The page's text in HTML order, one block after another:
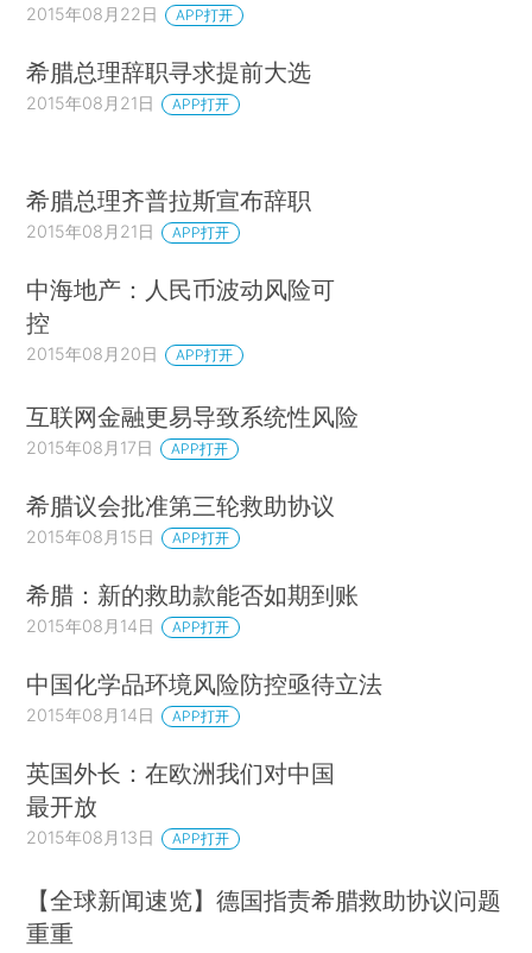
2015年08月22日 APP打开
希腊总理辞职寻求提前大选
2015年08月21日 APP打开
希腊总理齐普拉斯宣布辞职
2015年08月21日 APP打开
中海地产：人民币波动风险可
控
2015年08月20日 APP打开
互联网金融更易导致系统性风险
2015年08月17日 APP打开
希腊议会批准第三轮救助协议
2015年08月15日 APP打开
希腊：新的救助款能否如期到账
2015年08月14日 APP打开
中国化学品环境风险防控亟待立法
2015年08月14日 APP打开
英国外长：在欧洲我们对中国
最开放
2015年08月13日 APP打开
【全球新闻速览】德国指责希腊救助协议问题
重重